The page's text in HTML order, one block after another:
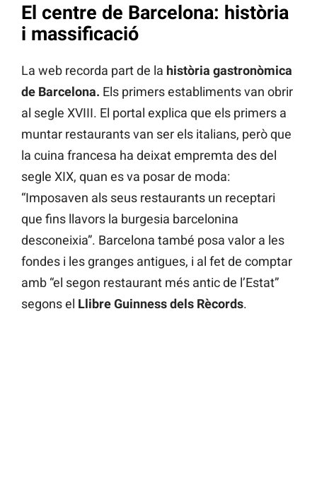
El centre de Barcelona: història
i massificació
La web recorda part de la història gastronòmica
de Barcelona. Els primers establiments van obrir
al segle XVIII. El portal explica que els primers a
muntar restaurants van ser els italians, però que
la cuina francesa ha deixat empremta des del
segle XIX, quan es va posar de moda:
“Imposaven als seus restaurants un receptari
que fins llavors la burgesia barcelonina
desconeixia”. Barcelona també posa valor a les
fondes i les granges antigues, i al fet de comptar
amb “el segon restaurant més antic de l’Estat”
segons el Llibre Guinness dels Rècords.